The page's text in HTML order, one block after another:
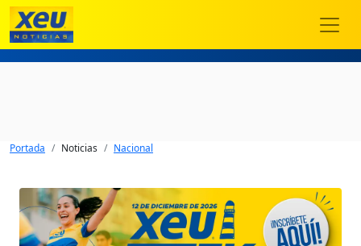
Portada Noticias Nacional